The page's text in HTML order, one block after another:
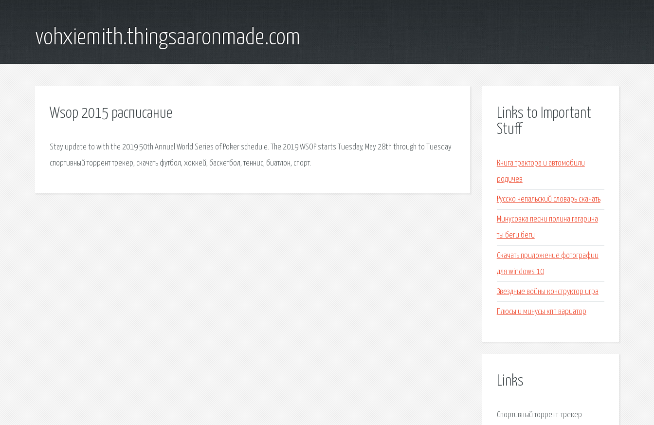
vohxiemith.thingsaaronmade.com
Wsop 2015 расписание
Stay update to with the 2019 50th Annual World Series of Poker schedule. The 2019 WSOP starts Tuesday, May 28th through to Tuesday
спортивный торрент трекер, скачать футбол, хоккей, баскетбол, теннис, биатлон, спорт.
Links to Important
Stuff
Книга трактора и автомобили
родичев
Русско непальский словарь скачать
Минусовка песни полина гагарина
ты беги беги
Скачать приложение фотографии
для windows 10
Звездные войны конструктор игра
Плюсы и минусы кпп вариатор
Links
Спортивный торрент-трекер